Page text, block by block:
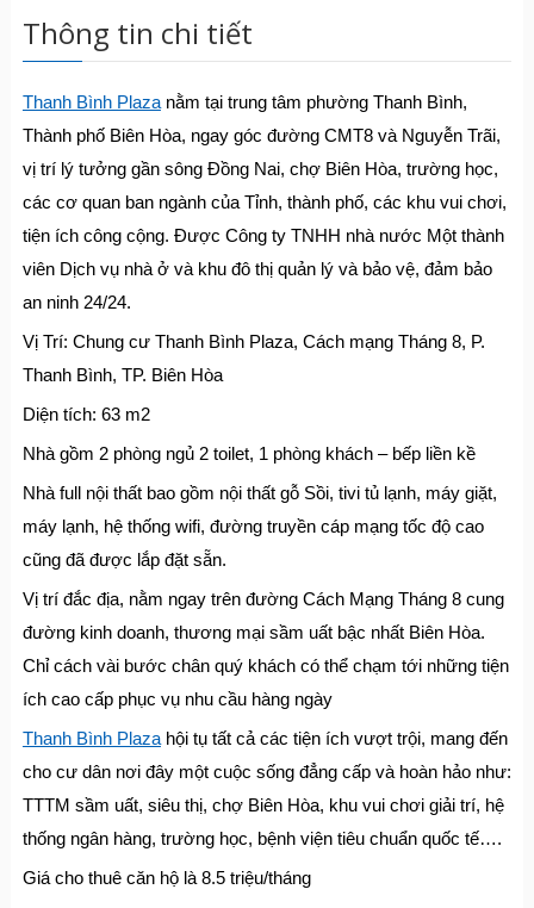
Thông tin chi tiết
Thanh Bình Plazanằm tại trung tâm phường Thanh Bình,
Thành phố Biên Hòa, ngay góc đường CMT8 và Nguyễn Trãi,
vị trí lý tưởng gần sông Đồng Nai, chợ Biên Hòa, trường học,
các cơ quan ban ngành của Tỉnh, thành phố, các khu vui chơi,
tiện ích công cộng. Được Công ty TNHH nhà nước Một thành
viên Dịch vụ nhà ở và khu đô thị quản lý và bảo vệ, đảm bảo
an ninh 24/24.
Vị Trí: Chung cư Thanh Bình Plaza, Cách mạng Tháng 8, P.
Thanh Bình, TP. Biên Hòa
Diện tích: 63 m2
Nhà gồm 2 phòng ngủ 2 toilet, 1 phòng khách – bếp liền kề
Nhà full nội thất bao gồm nội thất gỗ Sồi, tivi tủ lạnh, máy giặt,
máy lạnh, hệ thống wifi, đường truyền cáp mạng tốc độ cao
cũng đã được lắp đặt sẵn.
Vị trí đắc địa, nằm ngay trên đường Cách Mạng Tháng 8 cung
đường kinh doanh, thương mại sầm uất bậc nhất Biên Hòa.
Chỉ cách vài bước chân quý khách có thể chạm tới những tiện
ích cao cấp phục vụ nhu cầu hàng ngày
Thanh Bình Plazahội tụ tất cả các tiện ích vượt trội, mang đến
cho cư dân nơi đây một cuộc sống đẳng cấp và hoàn hảo như:
TTTM sầm uất, siêu thị, chợ Biên Hòa, khu vui chơi giải trí, hệ
thống ngân hàng, trường học, bệnh viện tiêu chuẩn quốc tế….
Giá cho thuê căn hộ là 8.5 triệu/tháng